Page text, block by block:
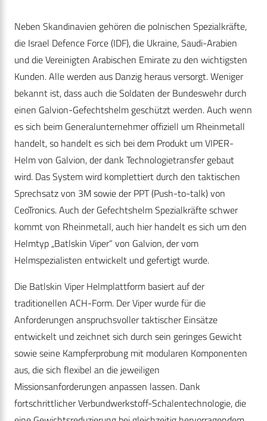
Neben Skandinavien gehören die polnischen Spezialkräfte,
die Israel Defence Force (IDF), die Ukraine, Saudi-Arabien
und die Vereinigten Arabischen Emirate zu den wichtigsten
Kunden. Alle werden aus Danzig heraus versorgt. Weniger
bekannt ist, dass auch die Soldaten der Bundeswehr durch
einen Galvion-Gefechtshelm geschützt werden. Auch wenn
es sich beim Generalunternehmer offiziell um Rheinmetall
handelt, so handelt es sich bei dem Produkt um VIPER-
Helm von Galvion, der dank Technologietransfer gebaut
wird. Das System wird komplettiert durch den taktischen
Sprechsatz von 3M sowie der PPT (Push-to-talk) von
CeoTronics. Auch der Gefechtshelm Spezialkräfte schwer
kommt von Rheinmetall, auch hier handelt es sich um den
Helmtyp „Batlskin Viper“ von Galvion, der vom
Helmspezialisten entwickelt und gefertigt wurde.
Die Batlskin Viper Helmplattform basiert auf der
traditionellen ACH-Form. Der Viper wurde für die
Anforderungen anspruchsvoller taktischer Einsätze
entwickelt und zeichnet sich durch sein geringes Gewicht
sowie seine Kampferprobung mit modularen Komponenten
aus, die sich flexibel an die jeweiligen
Missionsanforderungen anpassen lassen. Dank
fortschrittlicher Verbundwerkstoff-Schalentechnologie, die